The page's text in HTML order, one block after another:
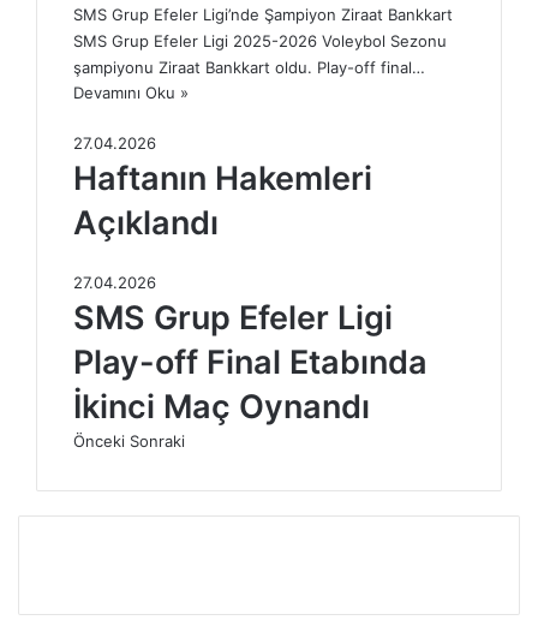
SMS Grup Efeler Ligi’nde Şampiyon Ziraat Bankkart
SMS Grup Efeler Ligi 2025-2026 Voleybol Sezonu
şampiyonu Ziraat Bankkart oldu. Play-off final…
Devamını Oku »
27.04.2026
Haftanın Hakemleri
Açıklandı
27.04.2026
SMS Grup Efeler Ligi
Play-off Final Etabında
İkinci Maç Oynandı
Önceki Sonraki